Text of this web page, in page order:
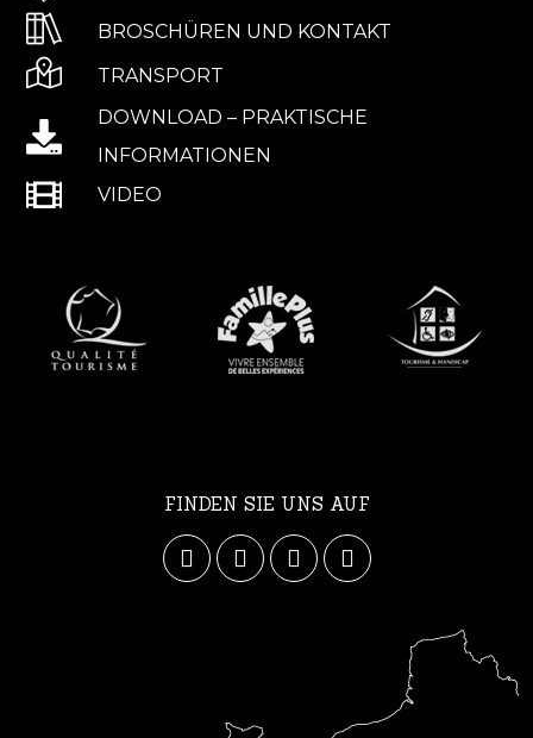
BROSCHÜREN UND KONTAKT
TRANSPORT
DOWNLOAD – PRAKTISCHE
INFORMATIONEN
VIDEO
FINDEN SIE UNS AUF